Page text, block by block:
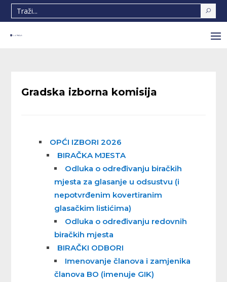
Gradska izborna komisija
OPĆI IZBORI 2026
BIRAČKA MJESTA
Odluka o određivanju biračkih
mjesta za glasanje u odsustvu (i
nepotvrđenim kovertiranim
glasačkim listićima)
Odluka o određivanju redovnih
biračkih mjesta
BIRAČKI ODBORI
Imenovanje članova i zamjenika
članova BO (imenuje GIK)